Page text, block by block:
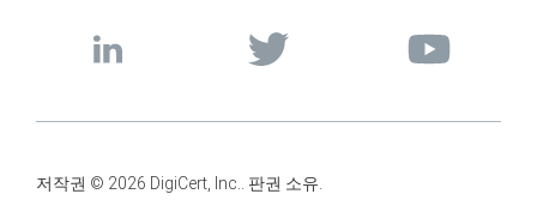
저작권 © 2026 DigiCert, Inc.. 판권 소유.